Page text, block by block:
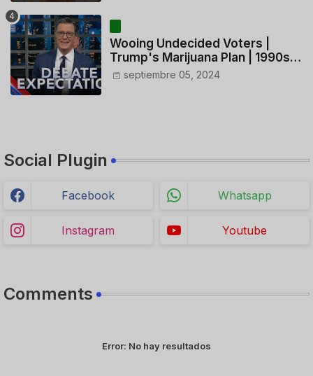
Wooing Undecided Voters |
Trump's Marijuana Plan | 1990s
Porn Expert Mark Robinson
septiembre 05, 2024
Social Plugin
Facebook Whatsapp
Instagram Youtube
Comments
Error: No hay resultados